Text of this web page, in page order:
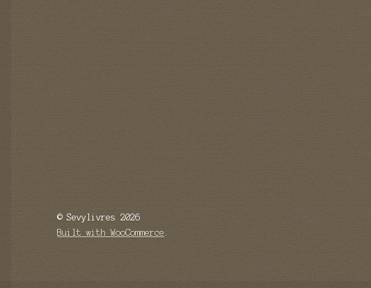
© Sevylivres 2026
Built with WooCommerce